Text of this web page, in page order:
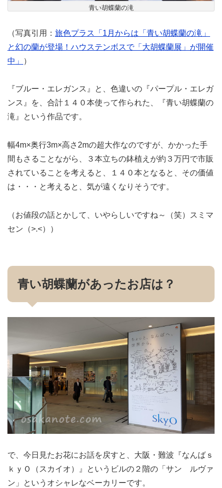
青い胡蝶蘭の滝
（写真引用： 旅色プラス「1月からは「青い胡蝶蘭の滝」
と幻の蘭が登場！ハウステンボスで「大胡蝶蘭展」が開催
中」
）
『ブルー・エレガンス』と、色違いの『パープル・エレガ
ンス』を、合計１４０本使って作られた、『青い胡蝶蘭の
滝』という作品です。
幅4m×奥行3m×高さ2mの超大作なのですが、かかった手
間もさることながら、３本立ちの鉢植えが約３万円で市販
されていることを考えると、１４０本となると、その価値
は・・・と考えると、気が遠くなりそうです。
（お値段の話とかして、いやらしいですね～（笑）スミマ
セン（>.<））
青い胡蝶蘭があったお店は？
で、今日見たお花にお話を戻すと、大阪・難波『なんばｓ
ｋｙＯ（スカイオ）』というビルの２階の「サン ルヴァ
ン」というオシャレなベーカリーです。